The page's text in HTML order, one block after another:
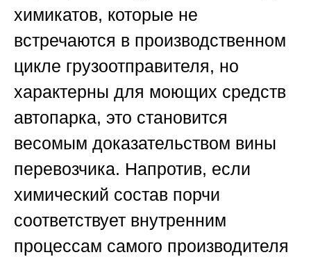
химикатов, которые не
встречаются в производственном
цикле грузоотправителя, но
характерны для моющих средств
автопарка, это становится
весомым доказательством вины
перевозчика. Напротив, если
химический состав порчи
соответствует внутренним
процессам самого производителя